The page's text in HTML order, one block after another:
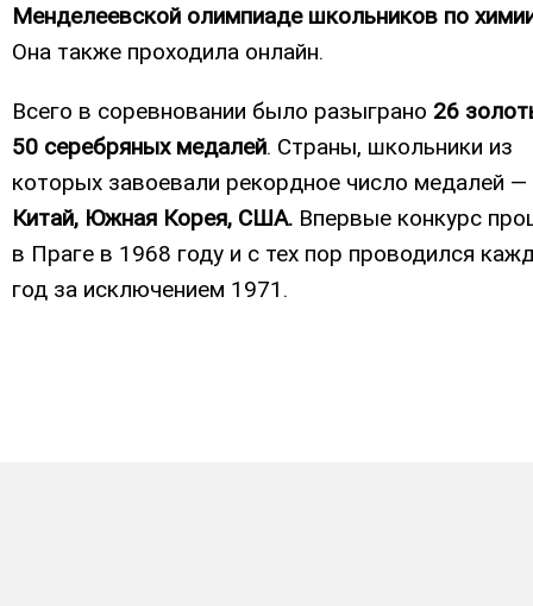
Менделеевской олимпиаде школьников по
Она также проходила онлайн.
Всего в соревновании было разыграно 26
50 серебряных медалей. Страны, школьники из
которых завоевали рекордное число медалей —
Китай, Южная Корея, США. Впервые конкурс
в Праге в 1968 году и с тех пор проводился
год за исключением 1971.